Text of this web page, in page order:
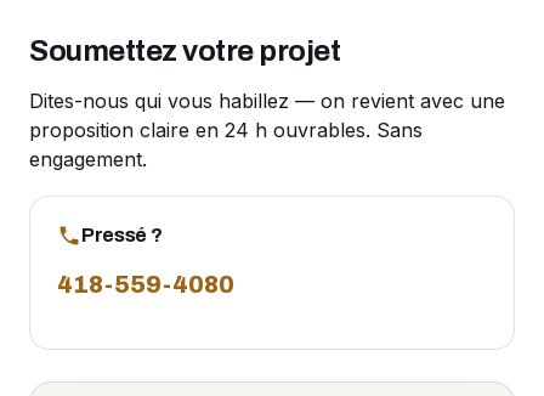
Soumettez votre projet
Dites-nous qui vous habillez — on revient avec une
proposition claire en 24 h ouvrables. Sans
engagement.
Pressé ?
418-559-4080